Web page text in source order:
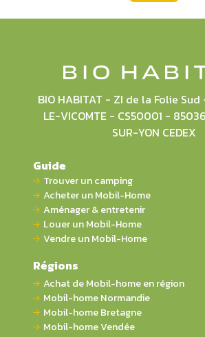
BIO HABITAT - ZI de la Folie Sud
LE-VICOMTE - CS50001 -
SUR-YON CEDEX
Guide
Trouver un camping
Acheter un Mobil-Home
Aménager & entretenir
Louer un Mobil-Home
Vendre un Mobil-Home
Régions
Achat de Mobil-home en région
Mobil-home Normandie
Mobil-home Bretagne
Mobil-home Vendée